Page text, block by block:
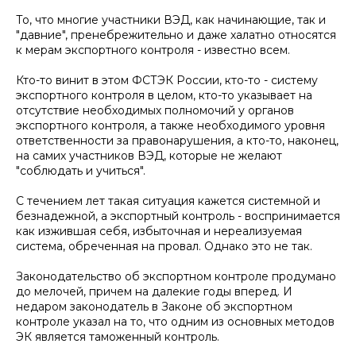
То, что многие участники ВЭД, как начинающие, так и
"давние", пренебрежительно и даже халатно относятся
к мерам экспортного контроля - известно всем.
Кто-то винит в этом ФСТЭК России, кто-то - систему
экспортного контроля в целом, кто-то указывает на
отсутствие необходимых полномочий у органов
экспортного контроля, а также необходимого уровня
ответственности за правонарушения, а кто-то, наконец,
на самих участников ВЭД, которые не желают
"соблюдать и учиться".
С течением лет такая ситуация кажется системной и
безнадежной, а экспортный контроль - воспринимается
как изжившая себя, избыточная и нереализуемая
система, обреченная на провал. Однако это не так.
Законодательство об экспортном контроле продумано
до мелочей, причем на далекие годы вперед. И
недаром законодатель в Законе об экспортном
контроле указал на то, что одним из основных методов
ЭК является таможенный контроль.